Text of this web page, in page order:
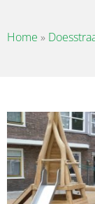
Home »